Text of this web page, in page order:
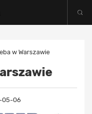
w Warszawie
05-06